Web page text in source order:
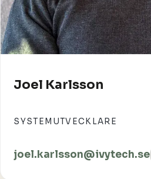
Joel Karlsson
SYSTEMUTVECKLARE
joel.karlsson@ivytech.se